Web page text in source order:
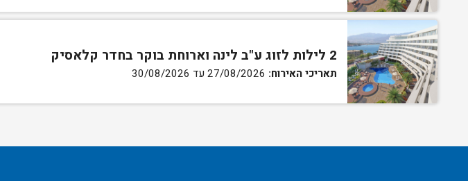
2 לילות לזוג ע"ב לינה וארוחת בוקר בחדר קלאסיק
תאריכי האירוח: